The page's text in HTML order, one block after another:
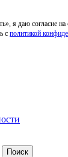
я даю согласие на
с политикой
Поиск